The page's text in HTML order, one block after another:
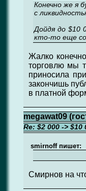
Конечно же я
с
Дойдя до $10
кто-то еще
Жалко
торговлю мы
приносила
закончишь
в платной
megawat09
Re: $2 000 -> $10
smirnoff пишет:
Смирнов на